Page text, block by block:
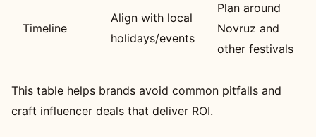
Timeline
Align with local
holidays/events
Plan around
Novruz and
other festivals
This table helps brands avoid common pitfalls and
craft influencer deals that deliver ROI.